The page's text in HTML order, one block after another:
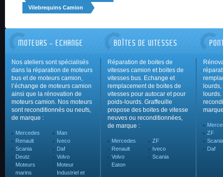
Vilebrequins Camion
MOTEURS - ECHANGE
Nos ateliers sont spécialisés
dans la réparation de moteurs
bus et de moteurs camion,
l’échange de moteurs camion
ainsi que la rénovation de
moteurs camion. Nos moteurs
sont reconditionnés ou neufs,
de marque :
Mercedes
Man
Renault
Iveco
Scania
Daf
Deutz
Volvo
Moteurs
marins
Moteur
Industriel et
BOÎTES DE VITESSES
Réparation de boites de
vitesses camion et boites de
vitesses bus. Echange et
remplacement de boites de
vitesses pour autocar et pour
poids-lourds. Graffeuille
propose des boites de vitesse
neuves ou reconditionnées,
de marque :
Mercedes
ZF
Renault
Iveco
Volvo
Scania
Eaton
ZF
Scania
Daf